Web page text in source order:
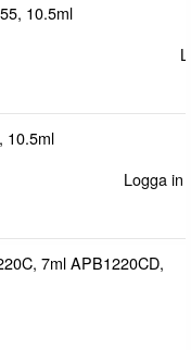
10.5ml
10.5ml
Logga in
7ml APB1220CD,